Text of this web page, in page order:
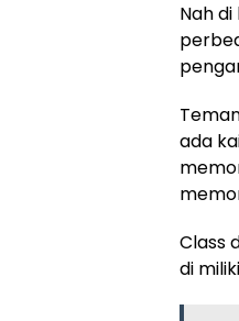
Nah
ada
Class
di